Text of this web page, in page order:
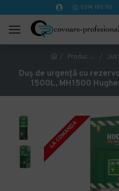
0314 100 110
Producător
Duș de urgență cu
1500L, MH1500
LA COMANDA